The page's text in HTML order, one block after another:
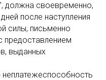
должна своевременно,
после наступления
силы, письменно
предоставлением
выданных
неплатежеспособность